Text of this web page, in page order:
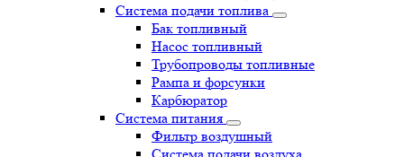
Система подачи топлива
Бак топливный
Насос топливный
Трубопроводы топливные
Рампа и форсунки
Карбюратор
Система питания
Фильтр воздушный